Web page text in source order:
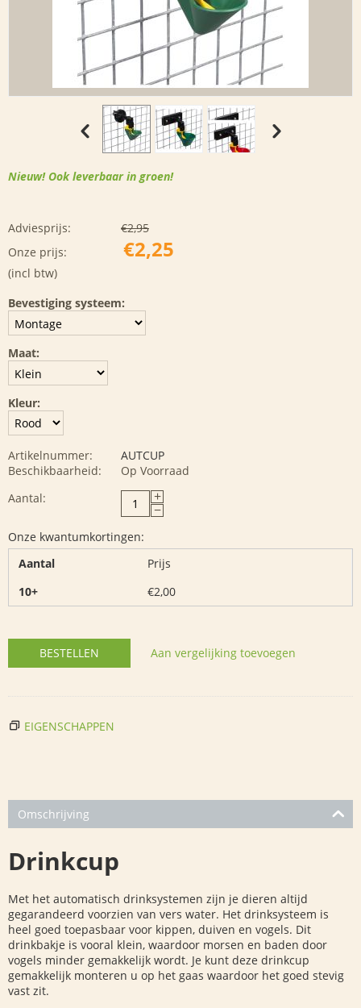
Nieuw! Ook leverbaar in groen!
Adviesprijs: €2,95
Onze prijs:
€2,25
(incl btw)
Bevestiging systeem:
Maat:
Kleur:
Artikelnummer:
AUTCUP
Beschikbaarheid:
Op Voorraad
Aantal:
+
−
Onze kwantumkortingen:
Aantal
Prijs
10+
€2,00
BESTELLEN Aan vergelijking toevoegen
EIGENSCHAPPEN
Omschrijving
Drinkcup
Met het automatisch drinksystemen zijn je dieren altijd
gegarandeerd voorzien van vers water. Het drinksysteem is
heel goed toepasbaar voor kippen, duiven en vogels. Dit
drinkbakje is vooral klein, waardoor morsen en baden door
vogels minder gemakkelijk wordt. Je kunt deze drinkcup
gemakkelijk monteren u op het gaas waardoor het goed stevig
vast zit.